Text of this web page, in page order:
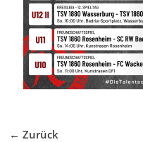
← Zurück